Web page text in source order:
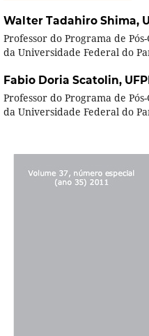
Walter Tadahiro Shima,
Professor do Programa de
da Universidade Federal do
Fabio Doria Scatolin,
Professor do Programa de
da Universidade Federal do